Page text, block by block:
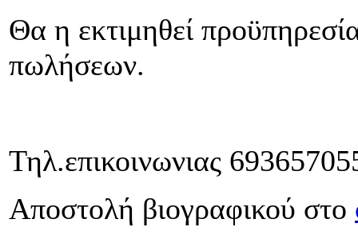
Θα η εκτιμηθεί
πωλήσεων.
Τηλ.επικοινωνιας
Αποστολή βιογραφικού στο